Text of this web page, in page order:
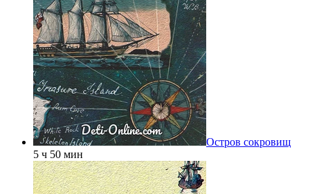
Остров сокровищ
5 ч 50 мин